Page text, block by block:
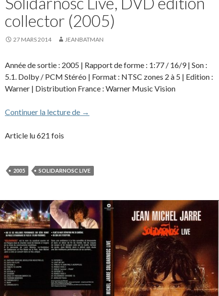
collector (2005)
27 MARS 2014 JEANBATMAN
Année de sortie : 2005 | Rapport de forme : 1:77 / 16/9 | Son :
5.1. Dolby / PCM Stéréo | Format : NTSC zones 2 à 5 | Edition :
Warner | Distribution France : Warner Music Vision
Continuer la lecture de Solidarnosc Live, DVD édition collector
→
Article lu 621 fois
2005 SOLIDARNOSC LIVE